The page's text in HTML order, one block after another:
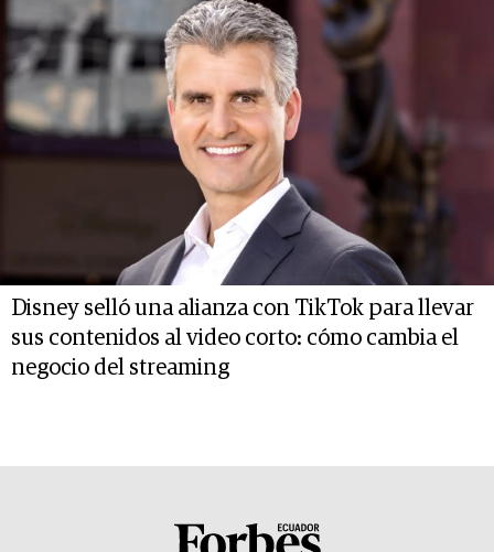
Disney selló una alianza con TikTok para llevar
sus contenidos al video corto: cómo cambia el
negocio del streaming